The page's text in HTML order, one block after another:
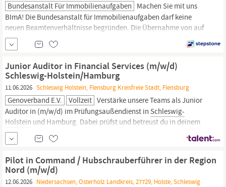
Bundesanstalt Für Immobilienaufgaben Machen Sie mit uns
BImA! Die Bundes­anstalt für Immobilien­aufgaben darf keine
neuen Beamten­verhältnisse begründen. Die Über­nahme von auf
Lebenszeit verbeamteten Personen ist mit Zustimmung des
Bundes­ministeriums der
(BMF) möglich. Veranlassen
und Überwachen von Bewirtschaftungs­vorgängen Rechnungs­
bearbeitung unter Anwendung von SAP (BALIMA)
Junior Auditor in Financial Services (m/w/d)
Schleswig-Holstein/Hamburg
11.06.2026 Schleswig Holstein, Flensburg Kreisfreie Stadt, Flensburg
Genoverband E.V. Vollzeit Verstärke unsere Teams als Junior
Auditor in (m/w/d) im Prüfungsaußendienst in Schleswig-
Holstein und Hamburg. Dabei prüfst und betreust du in deinem
regionalen Einsatzgebiet unsere Kreditgenossenschaften (z. B.
Volks- und Raiffeisenbanken). Die Tätigkeiten erfolgen in den
Räumlichkeiten unserer Mandanten und Mandantinnen oder
remote im Rahmen des...
Pilot in Command / Hubschrauberführer in der Region
Nord (m/w/d)
12.06.2026 Niedersachsen, Osterholz Landkreis, 27729, Holste, Schleswig